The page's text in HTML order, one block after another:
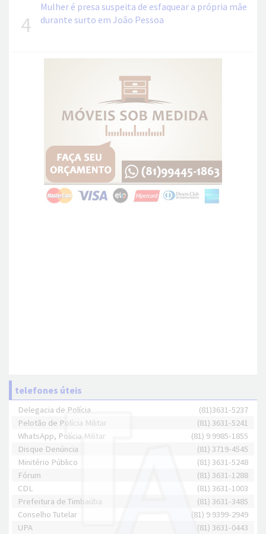
4
Mulher é presa suspeita de esfaquear a própria mãe
durante surto em João Pessoa
telefones úteis
Delegacia de Polícia
(81)3631-5237
Pelotão de Polícia Militar
(81) 3631-5241
WhatsApp, Polícia Militar
(81) 9 9985-1855
Disque Denúncia
(81) 3719-4545
Minitério Público
(81) 3631-5248
Fórum
(81) 3631-1288
CDL
(81) 3631-1003
Prefeitura de Timbaúba
(81) 3631-3485
Conselho Tutelar
(81) 9 9399-2949
UPA
(81) 3631-0443